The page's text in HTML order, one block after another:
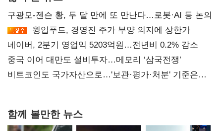
구광모-젠슨 황, 두 달 만에 또 만난다…로봇·AI 등 논의
윙입푸드, 경영진 주가 부양 의지에 상한가
네이버, 2분기 영업익 5203억원…전년비 0.2% 감소
중국 이어 대만도 설비투자…메모리 ‘삼국전쟁’
비트코인도 국가자산으로…'보관·평가·처분' 기준은
함께 볼만한 뉴스